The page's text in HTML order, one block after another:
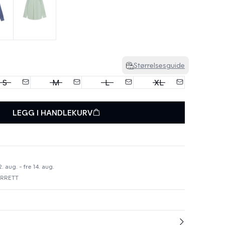
Størrelsesguide
S M L
XL
LEGG I HANDLEKURV
aug. - fre 14. aug.